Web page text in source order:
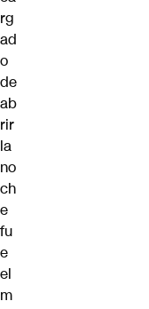
rg
ad
o
de
ab
rir
la
no
ch
e
fu
e
el
m